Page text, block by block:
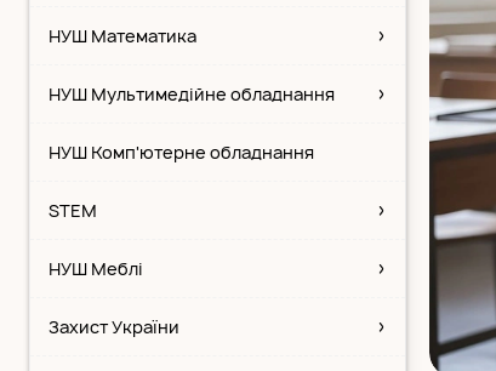
НУШ Математика
НУШ Мультимедійне обладнання
НУШ Комп'ютерне обладнання
STEM
НУШ Меблі
Захист України